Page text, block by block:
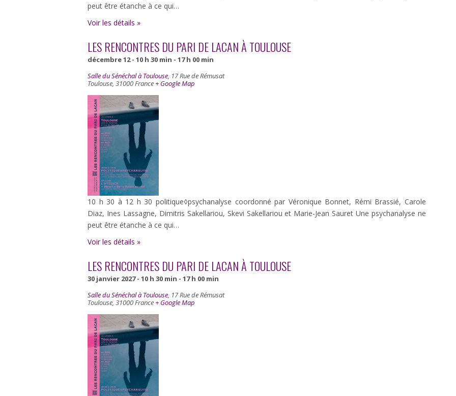
peut être étanche à ce qui…
Voir les détails »
LES RENCONTRES DU PARI DE LACAN À TOULOUSE
décembre 12 - 10 h 30 min - 17 h 00 min
Salle du Sénéchal à Toulouse, 17 Rue de Rémusat
Toulouse, 31000France + Google Map
10 h 30 à 12 h 30 politique◊psychanalyse coordonné par Véronique Bonnet, Rémi Brassié, Carole
Diaz, Ines Lassagne, Dimitris Sakellariou, Skevi Sakellariou et Marie-Jean Sauret Une psychanalyse ne
peut être étanche à ce qui…
Voir les détails »
LES RENCONTRES DU PARI DE LACAN À TOULOUSE
30 janvier 2027 - 10 h 30 min - 17 h 00 min
Salle du Sénéchal à Toulouse, 17 Rue de Rémusat
Toulouse, 31000France + Google Map